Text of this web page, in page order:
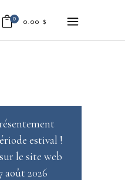
0 0.00 $
estival !
le site web
août 2026